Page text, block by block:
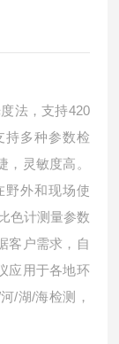
法，⽀持420
持多种参数检
灵敏度高。
野外和现场使
色计测量参数
客户需求，自
应用于各地环
/湖/海检测，